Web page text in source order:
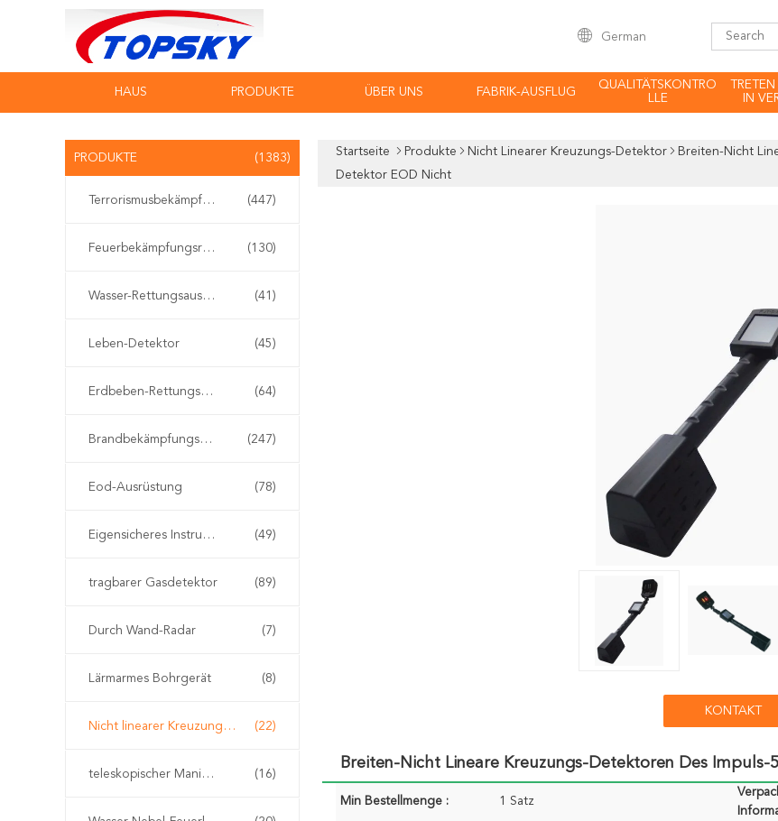
German
HAUS PRODUKTE ÜBER UNS FABRIK-AUSFLUG
QUALITÄTSKONTRO
LLE
IN
PRODUKTE (1383)
Terrorismusbekämpfungs-Ausrüstung (447)
Feuerbekämpfungsroboter (130)
Wasser-Rettungsausrüstung (41)
Leben-Detektor (45)
Erdbeben-Rettungsausrüstung (64)
Brandbekämpfungseinrichtung (247)
Eod-Ausrüstung (78)
Eigensicheres Instrument (49)
tragbarer Gasdetektor (89)
Durch Wand-Radar (7)
Lärmarmes Bohrgerät (8)
Nicht linearer Kreuzungs-Detektor (22)
teleskopischer Manipulator eod (16)
Startseite Produkte Nicht Linearer Kreuzungs-Detektor
Breiten-Nicht
Detektor EOD Nicht
KONTAKT
Breiten-Nicht Lineare Kreuzungs-Detektoren Des
Min Bestellmenge : 1 Satz